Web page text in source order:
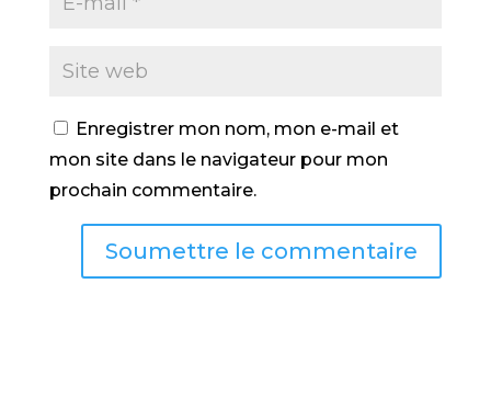
Enregistrer mon nom, mon e-mail et
mon site dans le navigateur pour mon
prochain commentaire.
Soumettre le commentaire